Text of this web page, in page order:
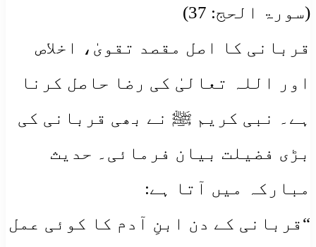
(سورۃ الحج: 37)
قربانی کا اصل مقصد تقویٰ، اخلاص
اور اللہ تعالیٰ کی رضا حاصل کرنا
ہے۔ نبی کریم ﷺ نے بھی قربانی کی
بڑی فضیلت بیان فرمائی۔ حدیث
مبارکہ میں آتا ہے:
“قربانی کے دن ابنِ آدم کا کوئی عمل